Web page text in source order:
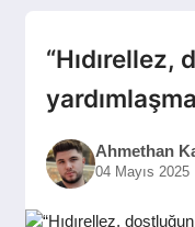
ASAYIŞ
GÜNDEM
Ahmethan
04 Mayıs 2025